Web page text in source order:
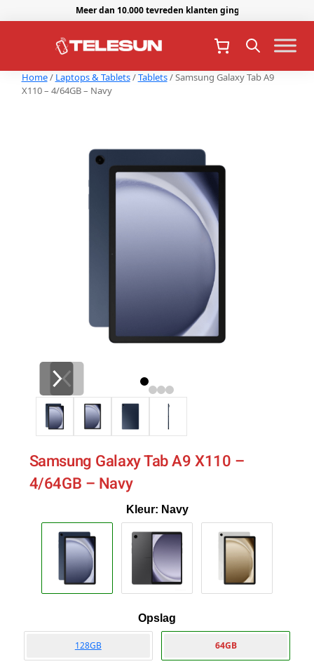
Meer dan 10.000 tevreden klanten gingen je voor.
Home/ Laptops & Tablets/Tablets/ Samsung Galaxy Tab A9
X110 – 4/64GB – Navy
Samsung Galaxy Tab A9 X110 –
4/64GB – Navy
Kleur: Navy
Opslag
128GB 64GB